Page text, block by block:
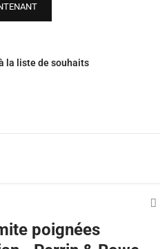
la liste de souhaits
poignées